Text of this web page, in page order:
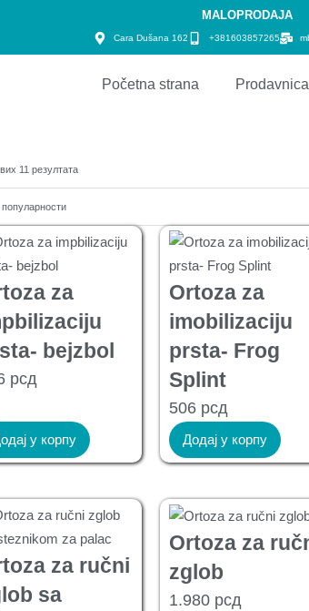
MALOPRODAJA
Cara Dušana 162 +381603857265
Početna strana Prodavnica
11 резултата
za
bejzbol
рсд
у корпу
Ortoza za
imobilizaciju
prsta- Frog
Splint
506 рсд
Додај у корпу
za ručni
sa
Ortoza za
zglob
1.980 рсд